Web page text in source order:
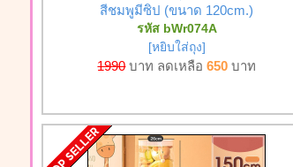
สีชมพูมีซิป (ขนาด 120cm.)
รหัส bWr074A
[หยิบใส่ถุง]
1990บาท ลดเหลือ650 บาท